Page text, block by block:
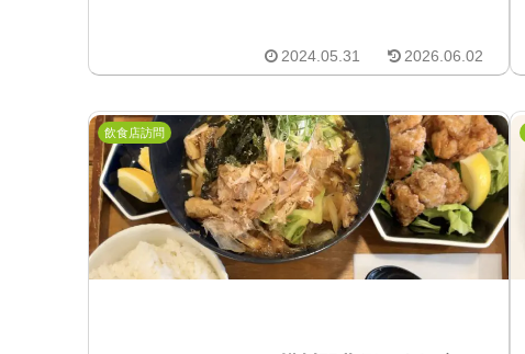
2024.05.31 2026.06.02
飲食店訪問